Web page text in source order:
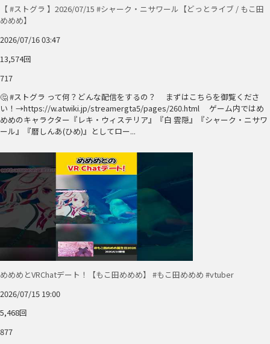
【 #ストグラ 】2026/07/15 #シャーク・ニサワール【どっとライブ / もこ田
めめめ】
2026/07/16 03:47
13,574回
717
🤔 #ストグラ って何？どんな配信をするの？ まずはこちらを御覧くださ
い！→https://w.atwiki.jp/streamergta5/pages/260.html ゲーム内ではめ
めめのキャラクター『レキ・ウィステリア』『白 雲隠』『シャーク・ニサワ
ール』『暦しんあ(ひめ)』としてロー...
めめめとVRChatデート！【もこ田めめめ】 #もこ田めめめ #vtuber
2026/07/15 19:00
5,468回
877